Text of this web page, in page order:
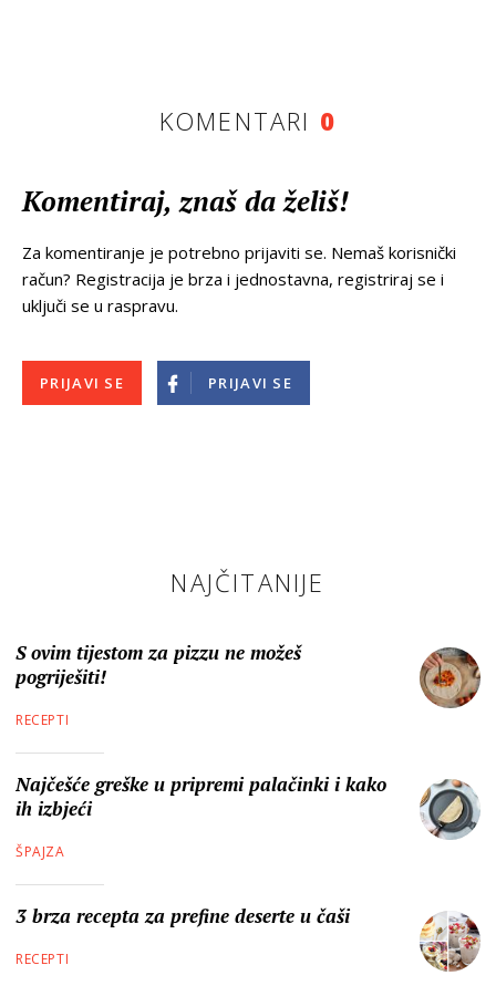
KOMENTARI 0
Komentiraj, znaš da želiš!
Za komentiranje je potrebno prijaviti se. Nemaš korisnički
račun? Registracija je brza i jednostavna, registriraj se i
uključi se u raspravu.
PRIJAVI SE PRIJAVI SE
NAJČITANIJE
S ovim tijestom za pizzu ne možeš
pogriješiti!
RECEPTI
Najčešće greške u pripremi palačinki i kako
ih izbjeći
ŠPAJZA
3 brza recepta za prefine deserte u čaši
RECEPTI